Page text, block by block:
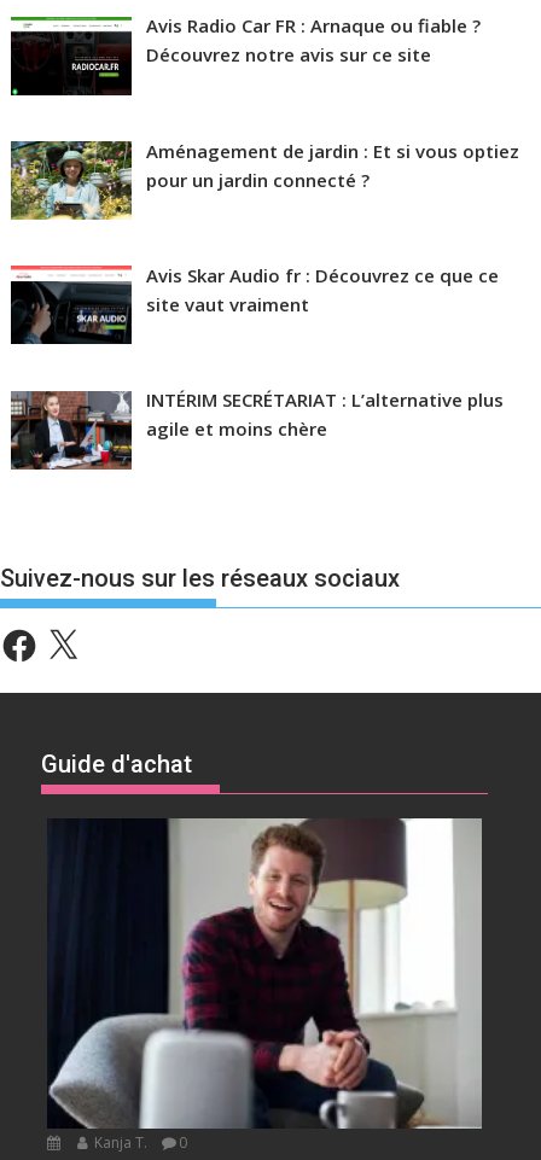
Avis Radio Car FR : Arnaque ou fiable ?
Découvrez notre avis sur ce site
Aménagement de jardin : Et si vous optiez
pour un jardin connecté ?
Avis Skar Audio fr : Découvrez ce que ce
site vaut vraiment
INTÉRIM SECRÉTARIAT : L’alternative plus
agile et moins chère
Suivez-nous sur les réseaux sociaux
Facebook
X
Guide d'achat
Kanja T. 0